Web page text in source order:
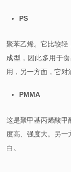
PS
聚苯乙烯。它比较轻
成型，因此多用于
用，另一方面，它对
PMMA
这是聚甲基丙烯酸甲
度高、强度大。另
白。